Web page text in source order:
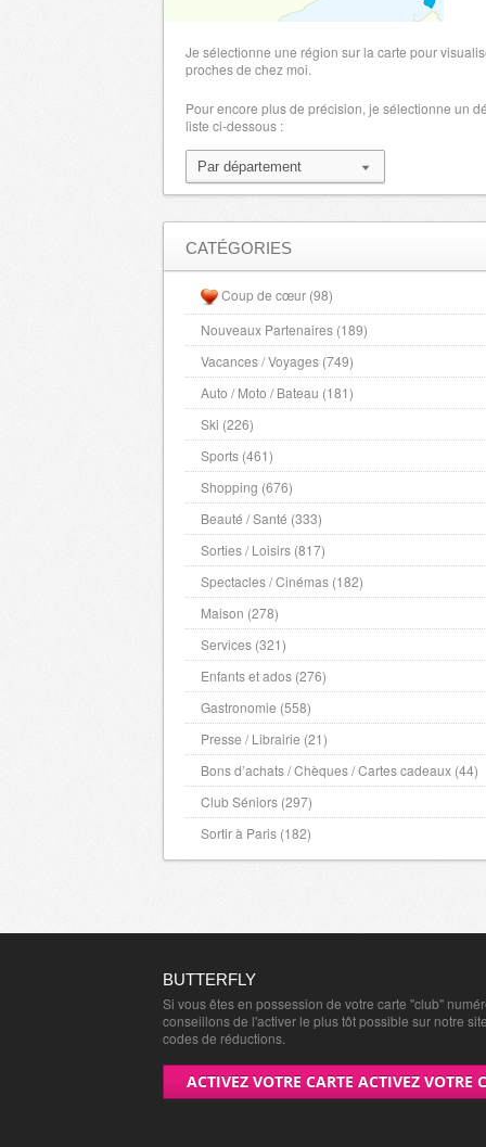
- 50000 , (fr)
Haute Marne - 52000 , (fr)
Meurthe et Moselle
Meuse - 55000 , (fr)
Morbihan - 56000 , (fr)
Nievre - 58000 , (fr)
Nord - 59000 , (fr)
Alpes Maritimes - 6000 , (fr)
Bas Rhin - 67000 , (fr)
Haut Rhin - 68000 , (fr)
Rhone - 69000 , (fr)
Ardeche
Haute Saone
Saone et Loire
Sarthe - 72000 , (fr)
Savoie - 73000 , (fr)
Haute Savoie - 74000 , (fr)
Paris - 75000 , (fr)
Seine Maritime - 76000 , (fr)
Seine et Marne - 77000 , (fr)
Yvelines - 78000 , (fr)
Deux Sevres - 79000 , (fr)
Ardennes - 8000 , (fr)
Vienne - 86000 , (fr)
Haute Vienne - 87000 , (fr)
Vosges - 88000 , (fr)
Yonne - 89000 , (fr)
Hauts de Seine
Seine St Denis - 93000 , (fr)
Val de Marne
Val D'Oise - 95000 , (fr)
Je sélectionne une région sur la carte pour
proches de chez moi.
Pour encore plus de précision, je sélectionne un
liste ci-dessous :
CATÉGORIES
Coup de cœur (98)
Nouveaux Partenaires (189)
Vacances / Voyages (749)
Auto / Moto / Bateau (181)
Ski (226)
Sports (461)
Shopping (676)
Beauté / Santé (333)
Sorties / Loisirs (817)
Spectacles / Cinémas (182)
Maison (278)
Services (321)
Enfants et ados (276)
Gastronomie (558)
Presse / Librairie (21)
Bons d’achats / Chèques / Cartes cadeaux (44)
Club Séniors (297)
Sortir à Paris (182)
BUTTERFLY
Si vous êtes en possession de votre carte "club"
conseillons de l'activer le plus tôt possible sur notre
codes de réductions.
ACTIVEZ VOTRE CARTE ACTIVEZ VOTRE